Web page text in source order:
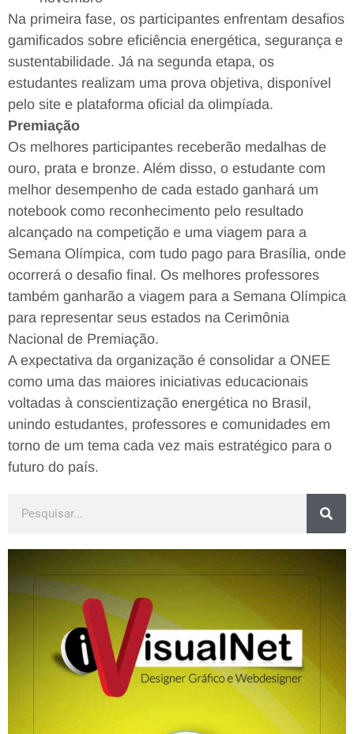
Na primeira fase, os participantes enfrentam desafios
gamificados sobre eficiência energética, segurança e
sustentabilidade. Já na segunda etapa, os
estudantes realizam uma prova objetiva, disponível
pelo site e plataforma oficial da olimpíada.
Premiação
Os melhores participantes receberão medalhas de
ouro, prata e bronze. Além disso, o estudante com
melhor desempenho de cada estado ganhará um
notebook como reconhecimento pelo resultado
alcançado na competição e uma viagem para a
Semana Olímpica, com tudo pago para Brasília, onde
ocorrerá o desafio final. Os melhores professores
também ganharão a viagem para a Semana Olímpica
para representar seus estados na Cerimônia
Nacional de Premiação.
A expectativa da organização é consolidar a ONEE
como uma das maiores iniciativas educacionais
voltadas à conscientização energética no Brasil,
unindo estudantes, professores e comunidades em
torno de um tema cada vez mais estratégico para o
futuro do país.